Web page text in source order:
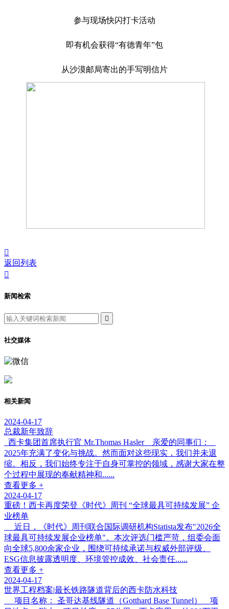
参与现场快闪打卡活动
即有机会获得“有德青年”包
从沙漠邮局寄出的手写明信片

返回列表

新闻检索

社交媒体
相关新闻
2024-04-17
总裁新年致辞
西卡集团首席执行官 Mr.Thomas Hasler 亲爱的同事们：
2025年充满了变化与挑战。然而面对这些现实，我们并未退
缩。相反，我们始终专注于自身可掌控的领域，感谢大家在整
个过程中展现的奉献精神和......
查看更多 +
2024-04-17
重磅！西卡再度荣登《时代》周刊 “全球最具可持续发展” 企
业榜单
近日，《时代》周刊联合国际调研机构Statista发布"2026全
球最具可持续发展企业榜单"。本次评选门槛严苛，组委会面
向全球5,800余家企业，围绕可持续承诺与权威外部评级、
ESG信息披露透明度、环境管控成效、社会责任......
查看更多 +
2024-04-17
世界工程档案|最长铁路隧道背后的西卡防水科技
项目名称： 圣哥达基线隧道（Gotthard Base Tunnel） 项